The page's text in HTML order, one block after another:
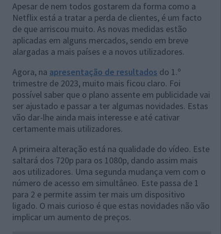
Apesar de nem todos gostarem da forma como a
Netflix está a tratar a perda de clientes, é um facto
de que arriscou muito. As novas medidas estão
aplicadas em alguns mercados, sendo em breve
alargadas a mais países e a novos utilizadores.
Agora, na apresentação de resultados do 1.º
trimestre de 2023, muito mais ficou claro. Foi
possível saber que o plano assente em publicidade vai
ser ajustado e passar a ter algumas novidades. Estas
vão dar-lhe ainda mais interesse e até cativar
certamente mais utilizadores.
A primeira alteração está na qualidade do vídeo. Este
saltará dos 720p para os 1080p, dando assim mais
aos utilizadores. Uma segunda mudança vem com o
número de acesso em simultâneo. Este passa de 1
para 2 e permite assim ter mais um dispositivo
ligado. O mais curioso é que estas novidades não vão
implicar um aumento de preços.